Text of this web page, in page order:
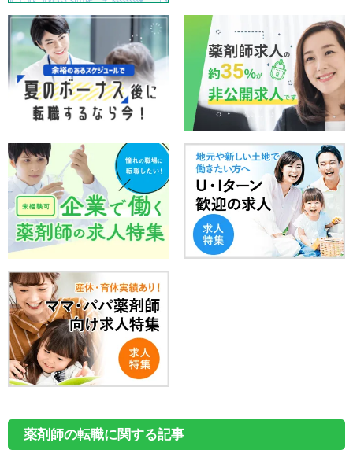
薬剤師の転職に関する記事